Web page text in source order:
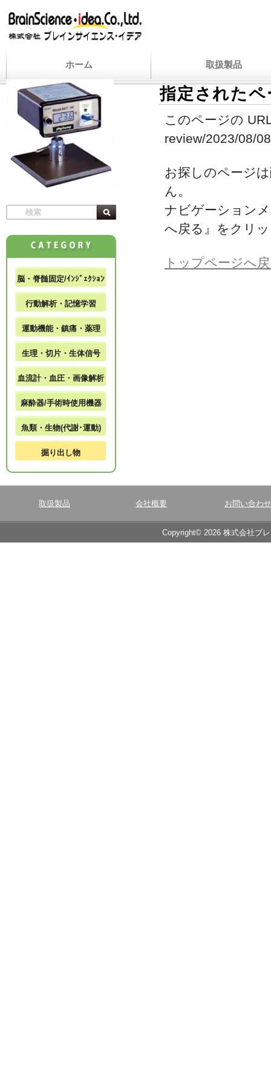
ホーム 取扱製品
指定された
このページの
review/2023/08/
お探しのページ
ん。
ナビゲーション
へ戻る』をクリ
トップページへ
脳・脊髄固定/ｲﾝｼﾞｪｸｼｮﾝ
行動解析・記憶学習
運動機能・鎮痛・薬理
生理・切片・生体信号
血流計・血圧・画像解析
麻酔器/手術時使用機器
魚類・生物(代謝･運動)
掘り出し物
取扱製品 会社概要 お問い合わせ
Copyright© 2026 株式会社ブ